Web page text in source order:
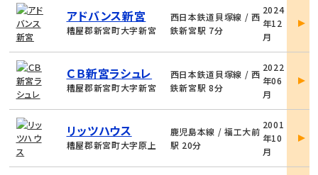
アドバンス新宮
糟屋郡新宮町大字新宮
西日本鉄道貝塚線 / 西
鉄新宮駅 7分
2024
年12
月
詳
ＣＢ新宮ラシュレ
糟屋郡新宮町大字新宮
西日本鉄道貝塚線 / 西
鉄新宮駅 8分
2022
年06
月
詳
リッツハウス
糟屋郡新宮町大字原上
鹿児島本線 / 福工大前
駅 20分
2001
年10
月
詳